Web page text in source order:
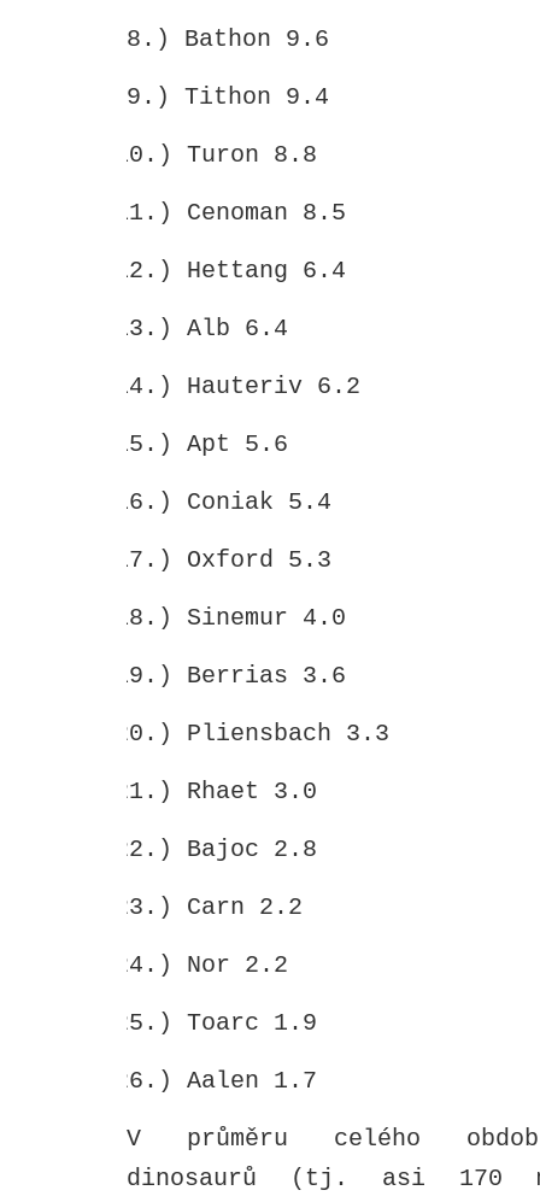
8.) Bathon 9.6
9.) Tithon 9.4
10.) Turon 8.8
11.) Cenoman 8.5
12.) Hettang 6.4
13.) Alb 6.4
14.) Hauteriv 6.2
15.) Apt 5.6
16.) Coniak 5.4
17.) Oxford 5.3
18.) Sinemur 4.0
19.) Berrias 3.6
20.) Pliensbach 3.3
21.) Rhaet 3.0
22.) Bajoc 2.8
23.) Carn 2.2
24.) Nor 2.2
25.) Toarc 1.9
26.) Aalen 1.7
V průměru celého
dinosaurů (tj. asi 170